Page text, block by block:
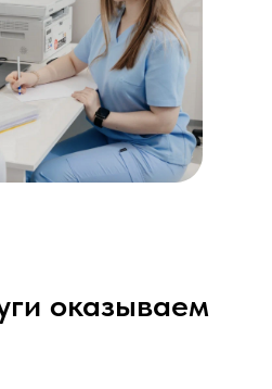
оказываем